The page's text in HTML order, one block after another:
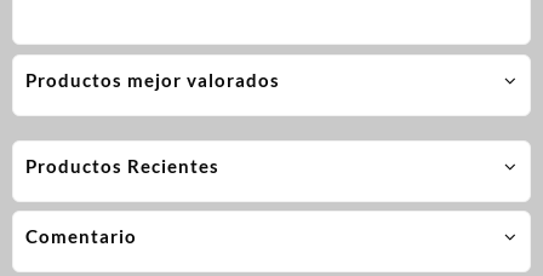
Productos mejor valorados
Productos Recientes
Comentario